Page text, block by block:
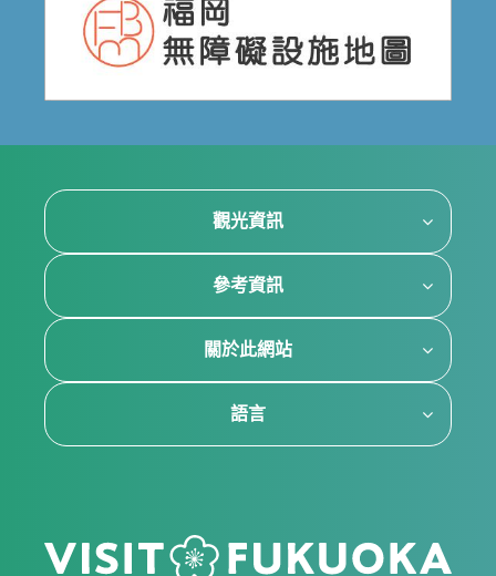
觀光資訊
參考資訊
關於此網站
語言